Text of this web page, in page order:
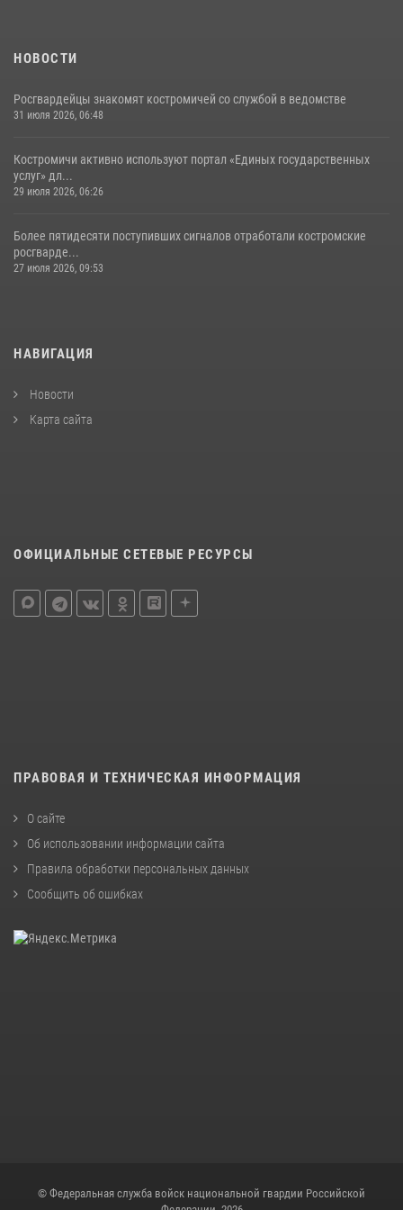
НОВОСТИ
Росгвардейцы знакомят костромичей со службой в ведомстве
31 июля 2026, 06:48
Костромичи активно используют портал «Единых государственных
услуг» дл...
29 июля 2026, 06:26
Более пятидесяти поступивших сигналов отработали костромские
росгварде...
27 июля 2026, 09:53
НАВИГАЦИЯ
Новости
Карта сайта
ОФИЦИАЛЬНЫЕ СЕТЕВЫЕ РЕСУРСЫ
ПРАВОВАЯ И ТЕХНИЧЕСКАЯ ИНФОРМАЦИЯ
О сайте
Об использовании информации сайта
Правила обработки персональных данных
Сообщить об ошибках
© Федеральная служба войск национальной гвардии Российской